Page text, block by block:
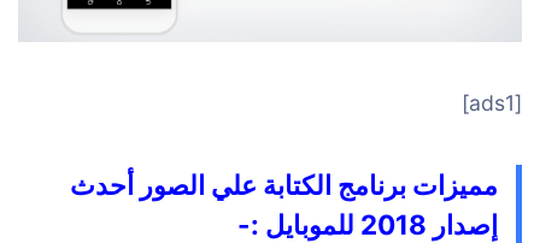
[ads1]
مميزات برنامج الكتابة علي الصور أحدث
إصدار 2018 للموبايل :-